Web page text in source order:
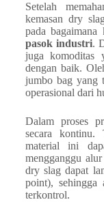
Setelah
kemasan dry
pada
pasok industri.
juga komoditas
dengan baik.
jumbo bag yang
operasional dari
Dalam proses
secara kontinu.
material ini
mengganggu
dry slag dapat
point), sehingga
terkontrol.